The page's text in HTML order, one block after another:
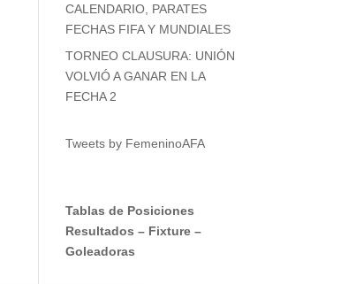
CALENDARIO, PARATES
FECHAS FIFA Y MUNDIALES
TORNEO CLAUSURA: UNIÓN
VOLVIÓ A GANAR EN LA
FECHA 2
Tweets by FemeninoAFA
Tablas de Posiciones
Resultados – Fixture –
Goleadoras